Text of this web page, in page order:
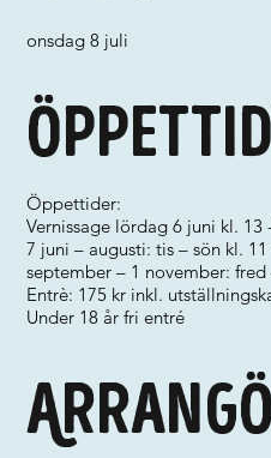
onsdag 8 juli
Öppettider:
Vernissage lördag 6 juni kl. 13
7 juni – augusti: tis – sön kl. 11
september – 1 november: fred
Entrè: 175 kr inkl.
Under 18 år fri entré